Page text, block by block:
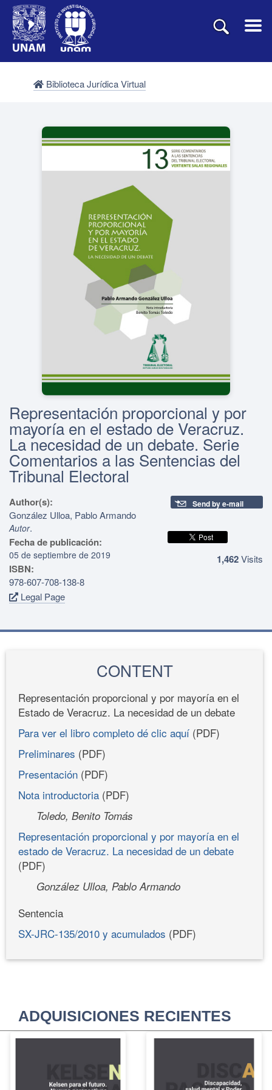
Biblioteca Jurídica Virtual
Representación proporcional y por
mayoría en el estado de Veracruz.
La necesidad de un debate. Serie
Comentarios a las Sentencias del
Tribunal Electoral
Author(s):
González Ulloa, Pablo Armando
Autor.
Fecha de publicación:
05 de septiembre de 2019
ISBN:
978-607-708-138-8
Legal Page
Send by e-mail
1,462Visits
CONTENT
Representación proporcional y por mayoría en el
Estado de Veracruz. La necesidad de un debate
Para ver el libro completo dé clic aquí (PDF)
Preliminares (PDF)
Presentación (PDF)
Nota introductoria (PDF)
Toledo, Benito Tomás
Representación proporcional y por mayoría en el
estado de Veracruz. La necesidad de un debate
(PDF)
González Ulloa, Pablo Armando
Sentencia
SX-JRC-135/2010 y acumulados (PDF)
ADQUISICIONES RECIENTES